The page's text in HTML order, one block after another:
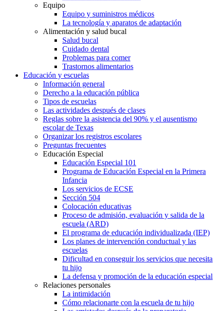
Equipo
Equipo y suministros médicos
La tecnología y aparatos de adaptación
Alimentación y salud bucal
Salud bucal
Cuidado dental
Problemas para comer
Trastornos alimentarios
Educación y escuelas
Información general
Derecho a la educación pública
Tipos de escuelas
Las actividades después de clases
Reglas sobre la asistencia del 90% y el ausentismo
escolar de Texas
Organizar los registros escolares
Preguntas frecuentes
Educación Especial
Educación Especial 101
Programa de Educación Especial en la Primera
Infancia
Los servicios de ECSE
Sección 504
Colocación educativas
Proceso de admisión, evaluación y salida de la
escuela (ARD)
El programa de educación individualizada (IEP)
Los planes de intervención conductual y las
escuelas
Dificultad en conseguir los servicios que necesita
tu hijo
La defensa y promoción de la educación especial
Relaciones personales
La intimidación
Cómo relacionarte con la escuela de tu hijo